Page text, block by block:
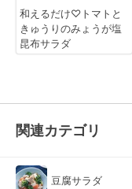
和えるだけ♡トマトと
きゅうりのみょうが塩
昆布サラダ
関連カテゴリ
豆腐サラダ